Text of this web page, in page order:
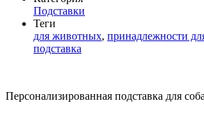
Подставки
Теги
для животных, принадлежности
подставка
Персонализированная подставка для